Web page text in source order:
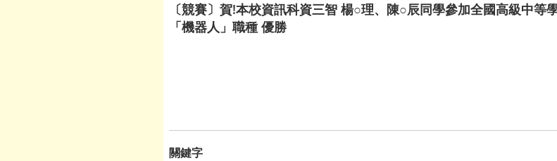
〔競賽〕賀!本校資訊科資三智 楊○理、陳○辰同學參加全國高級中
「機器人」職種 優勝
關鍵字